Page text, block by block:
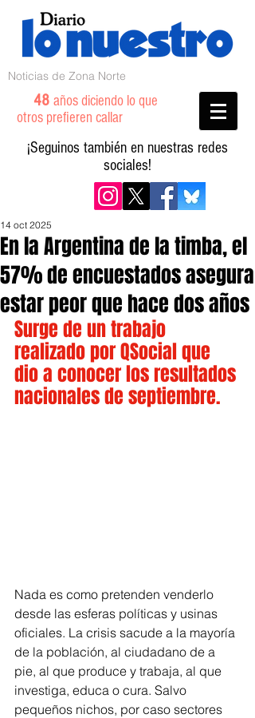
Noticias de Zona Norte
48 años diciendo lo que
otros prefieren callar
¡Seguinos también en nuestras redes
sociales!
En la Argentina de la timba, el
57% de encuestados asegura
estar peor que hace dos años
14 oct 2025
Surge de un trabajo
realizado por QSocial que
dio a conocer los resultados
nacionales de septiembre.
Nada es como pretenden venderlo
desde las esferas políticas y usinas
oficiales. La crisis sacude a la mayoría
de la población, al ciudadano de a
pie, al que produce y trabaja, al que
investiga, educa o cura. Salvo
pequeños nichos, por caso sectores